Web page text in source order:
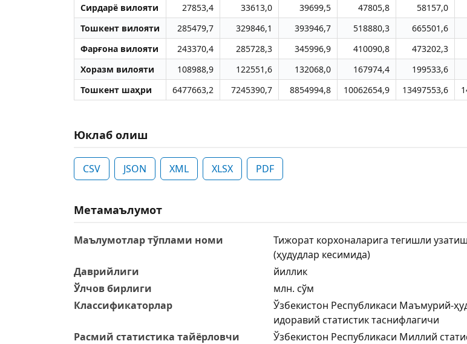
Сирдарё вилояти 27853,4 33613,0 39699,5 47805,8 58157,0
Тошкент вилояти
285479,7 329846,1 393946,7 518880,3 665501,6
Фарғона вилояти
243370,4 285728,3 345996,9 410090,8 473202,3
Хоразм вилояти
108988,9 122551,6 132068,0 167974,4 199533,6
Тошкент шаҳри
6477663,2 7245390,7 8854994,8 10062654,9 13497553,6
Юклаб олиш
CSV JSON XML XLSX PDF
Метамаълумот
Маълумотлар тўплами номи
Тижорат корхоналарига тегишли
(ҳудудлар кесимида)
Даврийлиги
йиллик
Ўлчов бирлиги
млн. сўм
Классификаторлар
Ўзбекистон Республикаси Маъмурий-
идоравий статистик таснифлагичи
Расмий статистика тайёрловчи
Ўзбекистон Республикаси Миллий